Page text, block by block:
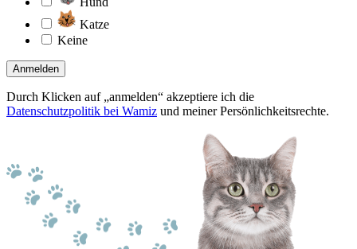
Katze
Keine
Anmelden
Durch Klicken auf „anmelden“ akzeptiere ich die
Datenschutzpolitik bei Wamiz und meiner Persönlichkeitsrechte.